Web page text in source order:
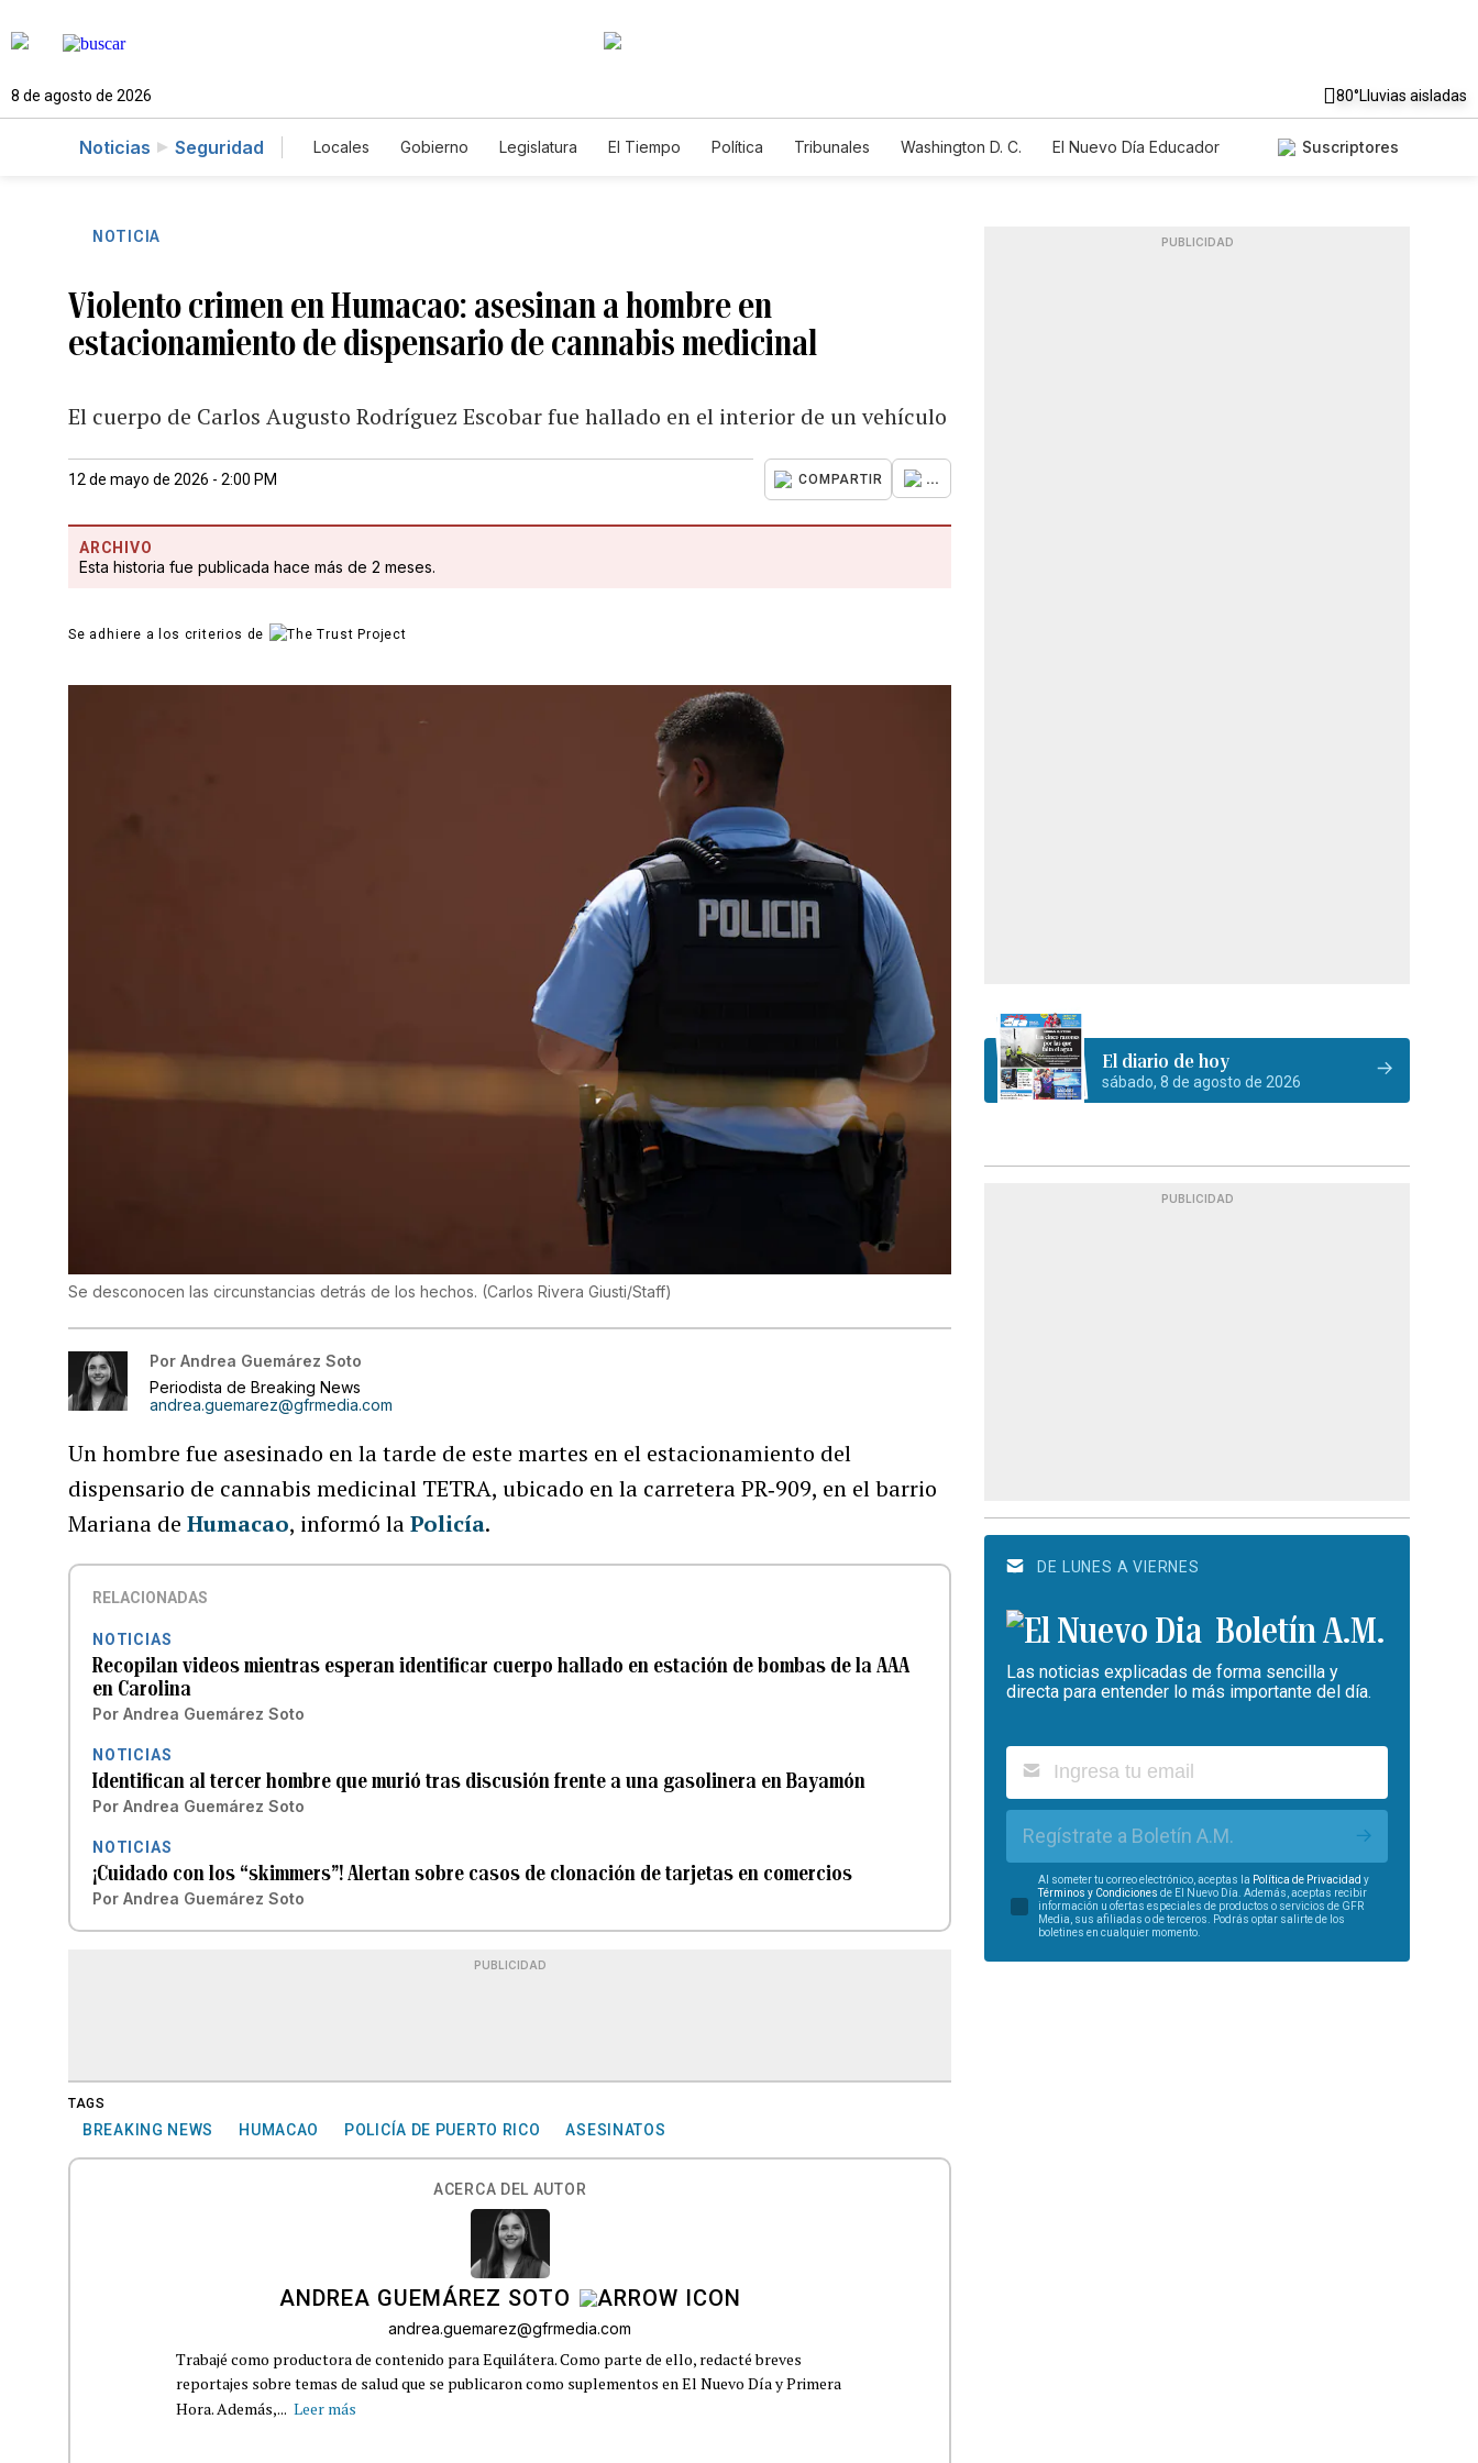
8 de agosto de 2026 80°Lluvias aisladas
Noticias Seguridad Locales Gobierno Legislatura El Tiempo Política Tribunales Washington D. C.
El Nuevo Día Educador
Suscriptores
NOTICIA
Violento crimen en Humacao: asesinan a hombre en
estacionamiento de dispensario de cannabis medicinal
El cuerpo de Carlos Augusto Rodríguez Escobar fue hallado en el interior de un vehículo
12 de mayo de 2026 - 2:00 PM COMPARTIR ...
ARCHIVO
Esta historia fue publicada hace más de 2 meses.
Se adhiere a los criterios de
Se desconocen las circunstancias detrás de los hechos. (Carlos Rivera Giusti/Staff)
Por Andrea Guemárez Soto
Periodista de Breaking News
andrea.guemarez@gfrmedia.com
Un hombre fue asesinado en la tarde de este martes en el estacionamiento del
dispensario de cannabis medicinal TETRA, ubicado en la carretera PR‑909, en el barrio
Mariana deHumacao, informó laPolicía.
RELACIONADAS
NOTICIAS
Recopilan videos mientras esperan identificar cuerpo hallado en estación de bombas de la AAA
en Carolina
Por Andrea Guemárez Soto
NOTICIAS
Identifican al tercer hombre que murió tras discusión frente a una gasolinera en Bayamón
Por Andrea Guemárez Soto
NOTICIAS
¡Cuidado con los “skimmers”! Alertan sobre casos de clonación de tarjetas en comercios
Por Andrea Guemárez Soto
PUBLICIDAD
TAGS
BREAKING NEWS HUMACAO POLICÍA DE PUERTO RICO ASESINATOS
ACERCA DEL AUTOR
ANDREA GUEMÁREZ SOTO
andrea.guemarez@gfrmedia.com
Trabajé como productora de contenido para Equilátera. Como parte de ello, redacté breves
reportajes sobre temas de salud que se publicaron como suplementos en El Nuevo Día y Primera
Hora. Además,... Leer más
PUBLICIDAD
El diario de hoy
sábado, 8 de agosto de 2026
PUBLICIDAD
DE LUNES A VIERNES
Boletín A.M.
Las noticias explicadas de forma sencilla y
directa para entender lo más importante del día.
Regístrate a Boletín A.M.
Al someter tu correo electrónico, aceptas la Política de Privacidad y
Términos y Condiciones de El Nuevo Día. Además, aceptas recibir
información u ofertas especiales de productos o servicios de GFR
Media, sus afiliadas o de terceros. Podrás optar salirte de los
boletines en cualquier momento.